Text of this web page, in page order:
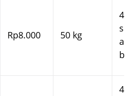
Rp8.000 50 kg
4–7
4–7